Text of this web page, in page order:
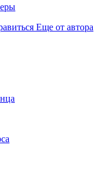
Еще от автора